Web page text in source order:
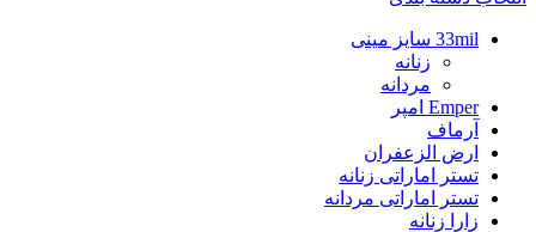
33mil سایز مینی
زنانه
مردانه
Emper امپر
آرماف
ارض الزعفران
تستر اماراتی زنانه
تستر اماراتی مردانه
زارا زنانه